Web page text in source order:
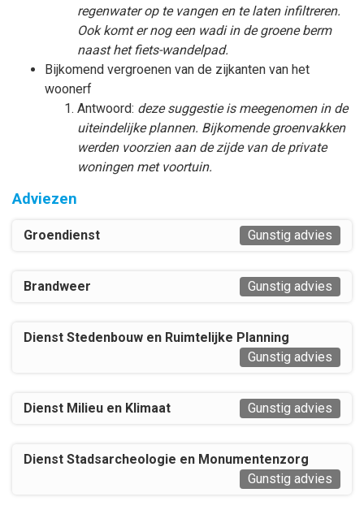
regenwater op te vangen en te laten infiltreren.
Ook komt er nog een wadi in de groene berm
naast het fiets-wandelpad.
Bijkomend vergroenen van de zijkanten van het
woonerf
Antwoord: deze suggestie is meegenomen in de
uiteindelijke plannen. Bijkomende groenvakken
werden voorzien aan de zijde van de private
woningen met voortuin.
Adviezen
Groendienst Gunstig advies
Brandweer Gunstig advies
Dienst Stedenbouw en Ruimtelijke Planning
Gunstig advies
Dienst Milieu en Klimaat Gunstig advies
Dienst Stadsarcheologie en Monumentenzorg
Gunstig advies